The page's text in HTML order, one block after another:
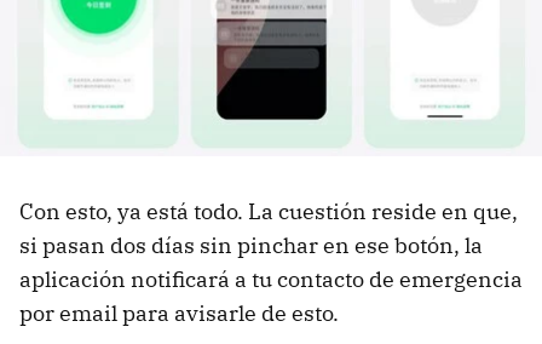
Con esto, ya está todo. La cuestión reside en que,
si pasan dos días sin pinchar en ese botón, la
aplicación notificará a tu contacto de emergencia
por email para avisarle de esto.